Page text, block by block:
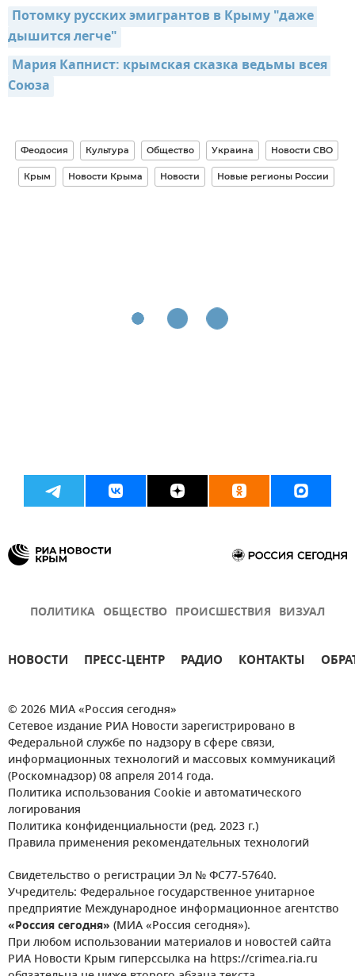
Потомку русских эмигрантов в Крыму "даже
дышится легче"
Мария Капнист: крымская сказка ведьмы всея
Союза
Феодосия Культура Общество Украина Новости СВО
Крым Новости Крыма Новости Новые регионы России
ПОЛИТИКА ОБЩЕСТВО ПРОИСШЕСТВИЯ ВИЗУАЛ
НОВОСТИ ПРЕСС-ЦЕНТР РАДИО КОНТАКТЫ
© 2026 МИА «Россия сегодня»
Сетевое издание РИА Новости зарегистрировано в
Федеральной службе по надзору в сфере связи,
информационных технологий и массовых коммуникаций
(Роскомнадзор) 08 апреля 2014 года.
Политика использования Cookie и автоматического
логирования
Политика конфиденциальности (ред. 2023 г.)
Правила применения рекомендательных технологий
Свидетельство о регистрации Эл № ФС77-57640.
Учредитель: Федеральное государственное унитарное
предприятие Международное информационное агентство
«Россия сегодня» (МИА «Россия сегодня»).
При любом использовании материалов и новостей сайта
РИА Новости Крым гиперссылка на https://crimea.ria.ru